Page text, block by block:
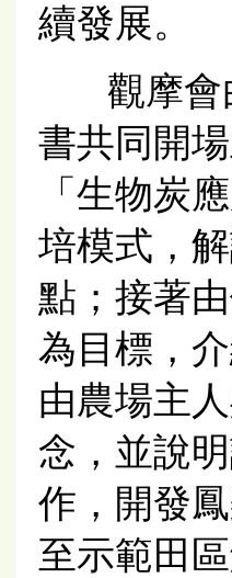
續發展。
觀摩會
書共同開
「生物炭
培模式，
點；接著
為目標，
由農場主
念，並說
作，開發
至示範田